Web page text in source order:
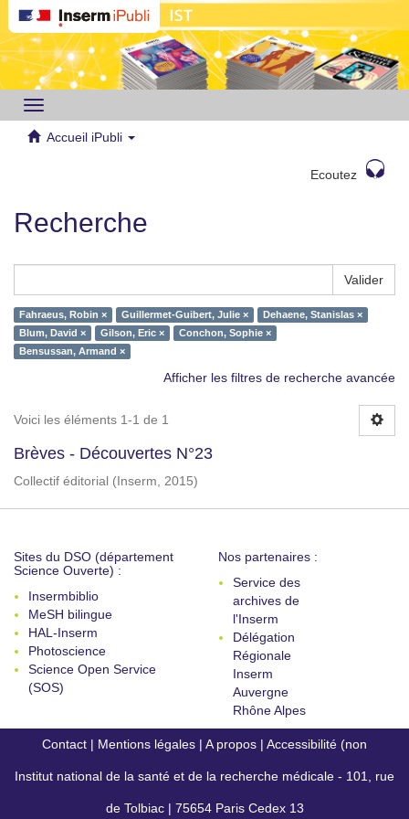
Toggle
navigation
Accueil iPubli
Ecoutez
Recherche
Valider
Fahraeus, Robin × Guillermet-Guibert, Julie ×
Dehaene, Stanislas ×
Blum, David ×
Gilson, Eric ×
Conchon, Sophie ×
Bensussan, Armand ×
Afficher les filtres de recherche avancée
Voici les éléments 1-1 de 1
Brèves - Découvertes N°23
Collectif éditorial ( Inserm, 2015)
Sites du DSO (département
Science Ouverte) :
Insermbiblio
MeSH bilingue
HAL-Inserm
Photoscience
Science Open Service
(SOS)
Nos partenaires :
Service des
archives de
l'Inserm
Délégation
Régionale
Inserm
Auvergne
Rhône Alpes
Contact | Mentions légales | A propos | Accessibilité (non
conforme)
Institut national de la santé et de la recherche médicale - 101, rue
de Tolbiac | 75654 Paris Cedex 13